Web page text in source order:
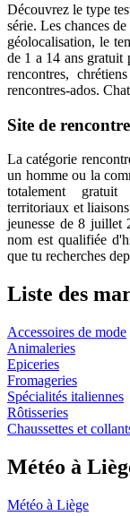
Découvrez le type
série. Les chances
géolocalisation, le
de 1 a 14 ans gratuit
rencontres,
rencontres-ados.
Site de
La catégorie
un homme ou la
totalement gratuit
territoriaux et
jeunesse de 8 juillet
nom est qualifiée
que tu recherches
Liste des
Accessoires de mode
Animaleries
Epiceries
Fromageries
Spécialités italiennes
Rôtisseries
Chaussettes et
Météo à
Météo à Liège